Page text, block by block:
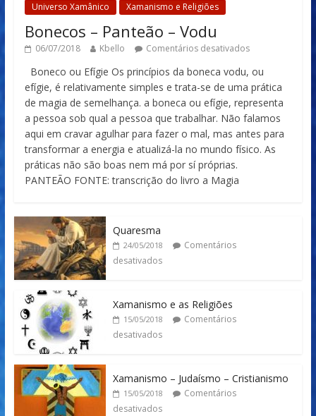
Universo Xamânico Xamanismo e Religiões
Bonecos – Panteão – Vodu
06/07/2018 Kbello Comentários desativados
Boneco ou Efígie Os princípios da boneca vodu, ou
efígie, é relativamente simples e trata-se de uma prática
de magia de semelhança. a boneca ou efígie, representa
a pessoa sob qual a pessoa que trabalhar. Não falamos
aqui em cravar agulhar para fazer o mal, mas antes para
transformar a energia e atualizá-la no mundo físico. As
práticas não são boas nem má por sí próprias.
PANTEÃO FONTE: transcrição do livro a Magia
Quaresma
24/05/2018
Comentários
desativados
Xamanismo e as Religiões
15/05/2018
Comentários
desativados
Xamanismo – Judaísmo – Cristianismo
15/05/2018
Comentários
desativados